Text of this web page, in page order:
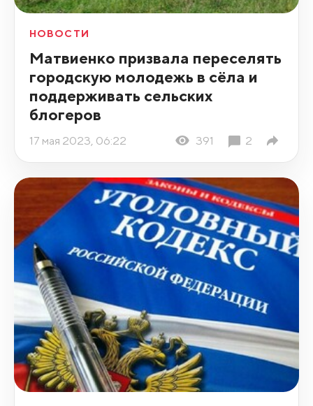
НОВОСТИ
Матвиенко призвала переселять
городскую молодежь в сёла и
поддерживать сельских
блогеров
17 мая 2023, 06:22 391 2